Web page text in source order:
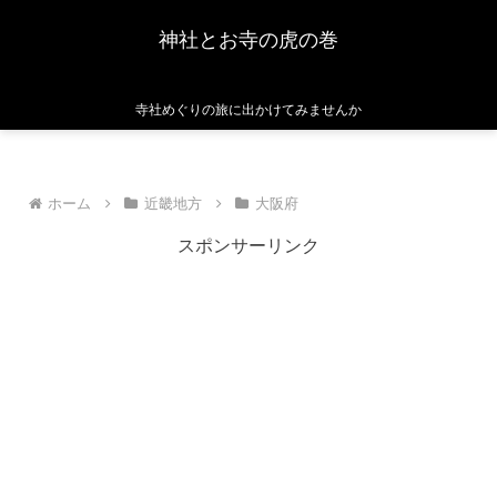
神社とお寺の虎の巻
寺社めぐりの旅に出かけてみませんか
ホーム 近畿地方 大阪府
スポンサーリンク